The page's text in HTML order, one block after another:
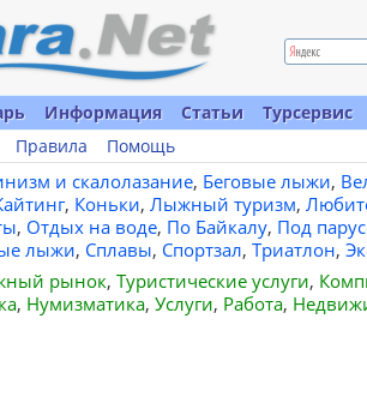
Информация Статьи
Турсервис
Правила Помощь
и скалолазание, Беговые лыжи,
, Коньки, Лыжный туризм,
, Отдых на воде, По Байкалу, Под
лыжи, Сплавы, Спортзал, Триатлон,
рынок, Туристические услуги,
, Нумизматика, Услуги, Работа,